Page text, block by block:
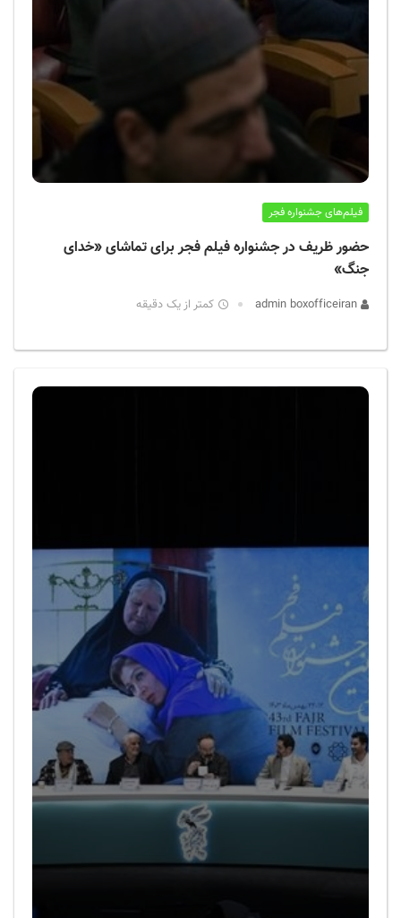
فیلم‌های جشنواره فجر
حضور ظریف در جشنواره فیلم فجر برای تماشای «خدای
جنگ»
کمتر از یک دقیقه